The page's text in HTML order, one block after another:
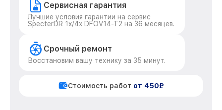
Сервисная гарантия
Лучшие условия гарантии на сервис
SpecterDR 1x/4x DFOV14-T2 на 36 месяцев.
Срочный ремонт
Восстановим вашу технику за 35 минут.
Стоимость работ от 450₽